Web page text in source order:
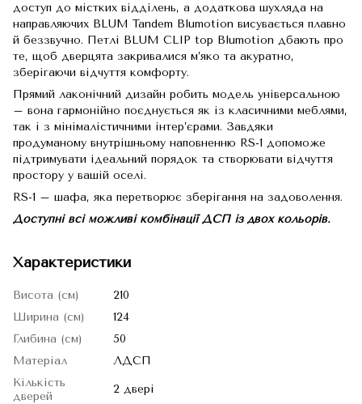
доступ до містких відділень, а додаткова шухляда на
направляючих BLUM Tandem Blumotion висувається плавно
й беззвучно. Петлі BLUM CLIP top Blumotion дбають про
те, щоб дверцята закривалися м’яко та акуратно,
зберігаючи відчуття комфорту.
Прямий лаконічний дизайн робить модель універсальною
– вона гармонійно поєднується як із класичними меблями,
так і з мінімалістичними інтер’єрами. Завдяки
продуманому внутрішньому наповненню RS-1 допоможе
підтримувати ідеальний порядок та створювати відчуття
простору у вашій оселі.
RS-1 – шафа, яка перетворює зберігання на задоволення.
Доступні всі можливі комбінації ДСП із двох кольорів.
Характеристики
Висота (см)
210
Ширина (см)
124
Глибина (см)
50
Матеріал
ЛДСП
Кількість
дверей
2 двері